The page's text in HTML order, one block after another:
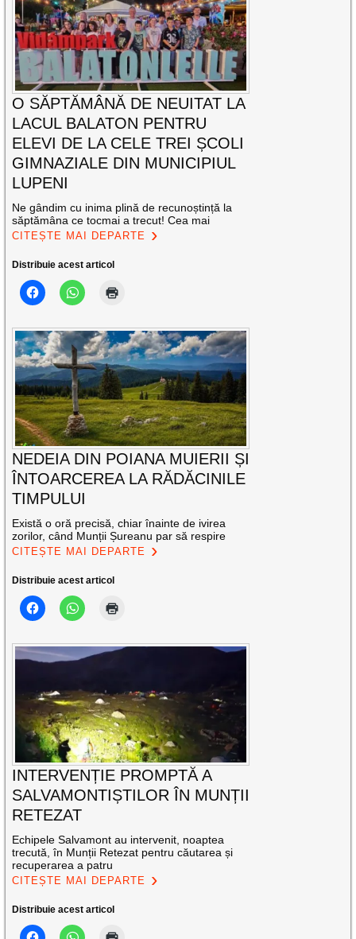
O SĂPTĂMÂNĂ DE NEUITAT LA
LACUL BALATON PENTRU
ELEVI DE LA CELE TREI ȘCOLI
GIMNAZIALE DIN MUNICIPIUL
LUPENI
Ne gândim cu inima plină de recunoștință la
săptămâna ce tocmai a trecut! Cea mai
CITEȘTE MAI DEPARTE
Distribuie acest articol
NEDEIA DIN POIANA MUIERII ȘI
ÎNTOARCEREA LA RĂDĂCINILE
TIMPULUI
Există o oră precisă, chiar înainte de ivirea
zorilor, când Munții Șureanu par să respire
CITEȘTE MAI DEPARTE
Distribuie acest articol
INTERVENȚIE PROMPTĂ A
SALVAMONTIȘTILOR ÎN MUNȚII
RETEZAT
Echipele Salvamont au intervenit, noaptea
trecută, în Munții Retezat pentru căutarea și
recuperarea a patru
CITEȘTE MAI DEPARTE
Distribuie acest articol